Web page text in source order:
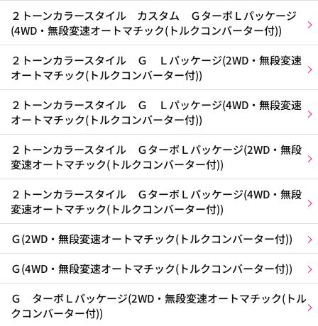
２トーンカラースタイル カスタム ＧターボＬパッケージ
(4WD・無段変速オートマチック(トルクコンバーター付))
２トーンカラースタイル Ｇ Ｌパッケージ(2WD・無段変速
オートマチック(トルクコンバーター付))
２トーンカラースタイル Ｇ Ｌパッケージ(4WD・無段変速
オートマチック(トルクコンバーター付))
２トーンカラースタイル ＧターボＬパッケージ(2WD・無段
変速オートマチック(トルクコンバーター付))
２トーンカラースタイル ＧターボＬパッケージ(4WD・無段
変速オートマチック(トルクコンバーター付))
Ｇ(2WD・無段変速オートマチック(トルクコンバーター付))
Ｇ(4WD・無段変速オートマチック(トルクコンバーター付))
Ｇ ターボＬパッケージ(2WD・無段変速オートマチック(トル
クコンバーター付))